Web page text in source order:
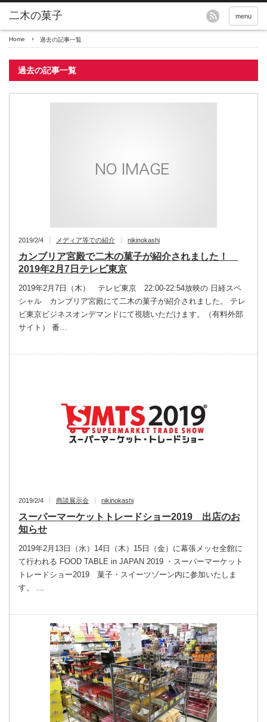
menu
Home 過去の記事一覧
過去の記事一覧
2019/2/4 メディア等での紹介 nikinokashi
カンブリア宮殿で二木の菓子が紹介されました！
2019年2月7日テレビ東京
2019年2月7日（木） テレビ東京 22:00-22:54放映の 日経スペ
シャル カンブリア宮殿にて二木の菓子が紹介されました。 テレ
ビ東京ビジネスオンデマンドにて視聴いただけます。（有料外部
サイト） 番…
2019/2/4 商談展示会 nikinokashi
スーパーマーケットトレードショー2019 出店のお
知らせ
2019年2月13日（水）14日（木）15日（金）に幕張メッセ全館に
て行われる FOOD TABLE in JAPAN 2019 ・スーパーマーケット
トレードショー2019 菓子・スイーツゾーン内に参加いたしま
す。 …